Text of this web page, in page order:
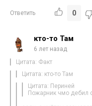
Ответить 0
кто-то Там
6 лет назад
Цитата: Факт
Цитата: кто-то Там
Цитата: Периней
Пожарник чмо дебил